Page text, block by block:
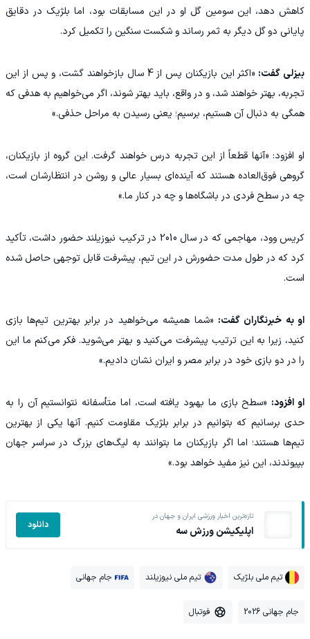
کاهش دهد، این سومین گل او در این مسابقات بود، اما بلژیک در دقایق
پایانی دو گل دیگر به ثمر رساند و شکست سنگین را تکمیل کرد.
بیزلی گفت:
«اکثر این بازیکنان پس از 4 سال بازخواهند گشت، و پس از این
تجربه، بهتر خواهند شد، و در واقع، باید بهتر شوند، اگر می‌خواهیم به هدفی که
همگی به دنبال آن هستیم، برسیم؛ یعنی رسیدن به مراحل حذفی.»
او افزود: «آنها قطعاً از این تجربه درس خواهند گرفت. این گروه از بازیکنان،
گروهی فوق‌العاده هستند که آینده‌ای بسیار عالی و روشن در انتظارشان است،
چه در سطح فردی در باشگاه‌ها و چه در کنار ما.»
کریس وود، مهاجمی که در سال 2010 در ترکیب نیوزیلند حضور داشت، تأکید
کرد که در طول مدت حضورش در این تیم، پیشرفت قابل توجهی حاصل شده
است.
او به خبرنگاران گفت: «شما همیشه می‌خواهید در برابر بهترین تیم‌ها بازی
کنید، زیرا به این ترتیب پیشرفت می‌کنید و بهتر می‌شوید. فکر می‌کنم ما این
را در دو بازی خود در برابر مصر و ایران نشان دادیم.»
او افزود: «سطح بازی ما بهبود یافته است، اما متأسفانه نتوانستیم آن را به
حدی برسانیم که بتوانیم در برابر بلژیک مقاومت کنیم. آنها یکی از بهترین
تیم‌ها هستند؛ اما اگر بازیکنان ما بتوانند به لیگ‌های بزرگ در سراسر جهان
بپیوندند، این نیز مفید خواهد بود.»
تازه‌ترین اخبار ورزشی ایران و جهان در
اپلیکیشن ورزش سه دانلود
تیم ملی بلژیک تیم ملی نیوزیلند جام جهانی
جام جهانی 2026 فوتبال